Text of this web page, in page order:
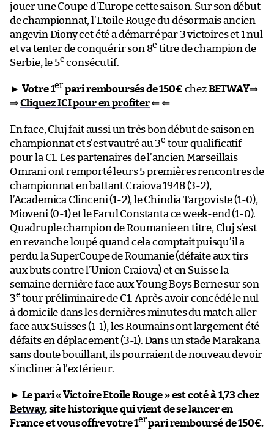
jouer une Coupe d’Europe cette saison. Sur son début
de championnat, l’Etoile Rouge du désormais ancien
angevin Diony cet été a démarré par 3 victoires et 1 nul
et va tenter de conquérir son 8e titre de champion de
Serbie, le 5e consécutif.
► Votre 1er pari remboursés de 150€ chezBETWAY⇒
⇒Cliquez ICI pour en profiter⇐ ⇐
En face, Cluj fait aussi un très bon début de saison en
championnat et s’est vautré au 3e tour qualificatif
pour la C1. Les partenaires de l’ancien Marseillais
Omrani ont remporté leurs 5 premières rencontres de
championnat en battant Craiova 1948 (3-2),
l’Academica Clinceni (1-2), le Chindia Targoviste (1-0),
Mioveni (0-1) et le Farul Constanta ce week-end (1-0).
Quadruple champion de Roumanie en titre, Cluj s’est
en revanche loupé quand cela comptait puisqu’il a
perdu la SuperCoupe de Roumanie (défaite aux tirs
aux buts contre l’Union Craiova) et en Suisse la
semaine dernière face aux Young Boys Berne sur son
3e tour préliminaire de C1. Après avoir concédé le nul
à domicile dans les dernières minutes du match aller
face aux Suisses (1-1), les Roumains ont largement été
défaits en déplacement (3-1). Dans un stade Marakana
sans doute bouillant, ils pourraient de nouveau devoir
s’incliner à l’extérieur.
► Le pari « Victoire Etoile Rouge » est coté à 1,73 chez
Betway, site historique qui vient de se lancer en
France et vous offre votre 1erpari remboursé de 150€.